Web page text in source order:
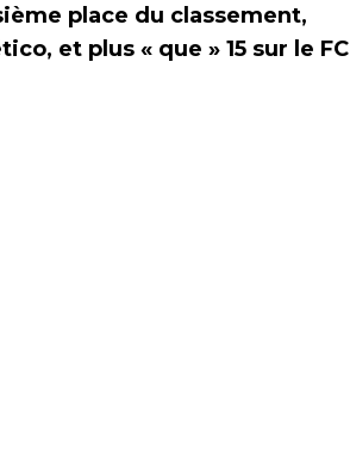
place du classement,
et plus « que » 15 sur le FC